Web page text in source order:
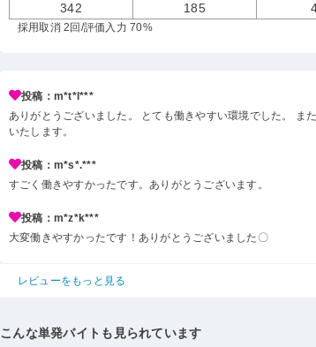
342 185
採用取消 2回 /評価入力 70%
投稿：m*t*l***
ありがとうございました。 とても働きやすい環境でした。 ま
いたします。
投稿：m*s*.***
すごく働きやすかったです。ありがとうございます。
投稿：m*z*k***
大変働きやすかったです！ありがとうございました〇
レビューをもっと見る
こんな単発バイトも見られています